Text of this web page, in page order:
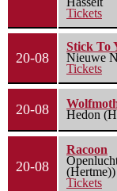
Tickets
20-08
Stick To
Nieuwe
Tickets
20-08
Hedon
20-08
Racoon
(Hertme))
Tickets